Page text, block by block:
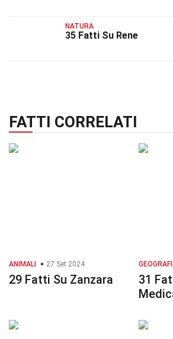
NATURA
35 Fatti Su Rene
FATTI CORRELATI
ANIMALI 27 Set 2024
29 Fatti Su Zanzara
31